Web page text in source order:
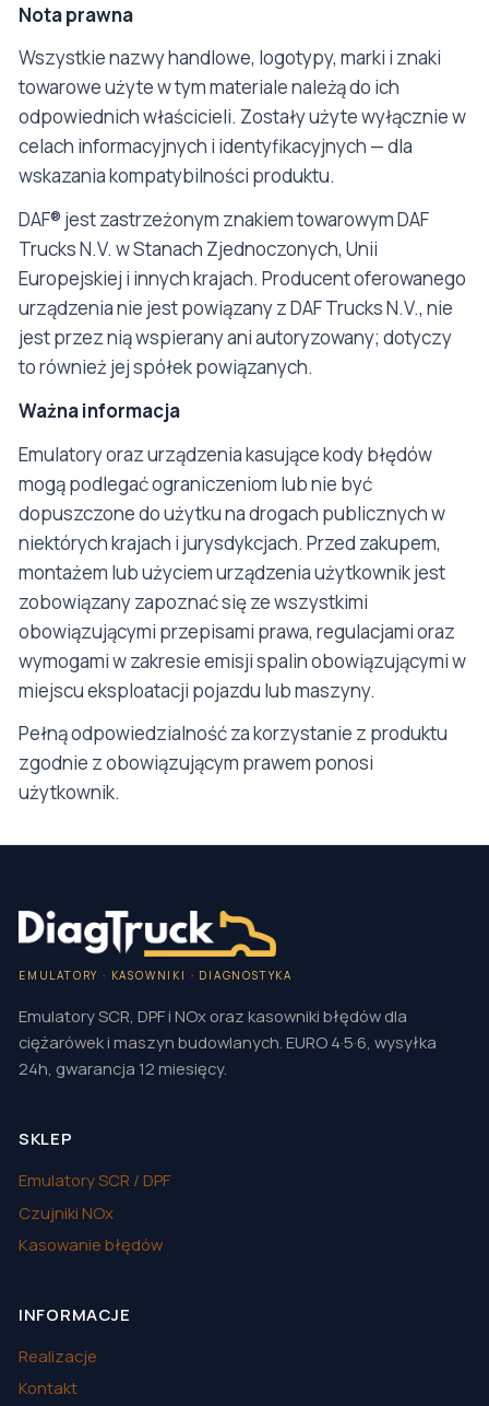
Nota prawna
Wszystkie nazwy handlowe, logotypy, marki i znaki
towarowe użyte w tym materiale należą do ich
odpowiednich właścicieli. Zostały użyte wyłącznie w
celach informacyjnych i identyfikacyjnych — dla
wskazania kompatybilności produktu.
DAF® jest zastrzeżonym znakiem towarowym DAF
Trucks N.V. w Stanach Zjednoczonych, Unii
Europejskiej i innych krajach. Producent oferowanego
urządzenia nie jest powiązany z DAF Trucks N.V., nie
jest przez nią wspierany ani autoryzowany; dotyczy
to również jej spółek powiązanych.
Ważna informacja
Emulatory oraz urządzenia kasujące kody błędów
mogą podlegać ograniczeniom lub nie być
dopuszczone do użytku na drogach publicznych w
niektórych krajach i jurysdykcjach. Przed zakupem,
montażem lub użyciem urządzenia użytkownik jest
zobowiązany zapoznać się ze wszystkimi
obowiązującymi przepisami prawa, regulacjami oraz
wymogami w zakresie emisji spalin obowiązującymi w
miejscu eksploatacji pojazdu lub maszyny.
Pełną odpowiedzialność za korzystanie z produktu
zgodnie z obowiązującym prawem ponosi
użytkownik.
EMULATORY · KASOWNIKI · DIAGNOSTYKA
Emulatory SCR, DPF i NOx oraz kasowniki błędów dla
ciężarówek i maszyn budowlanych. EURO 4·5·6, wysyłka
24h, gwarancja 12 miesięcy.
SKLEP
Emulatory SCR / DPF
Czujniki NOx
Kasowanie błędów
INFORMACJE
Realizacje
Kontakt